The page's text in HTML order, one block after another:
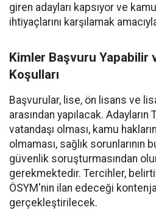
giren adayları kapsıyor ve
ihtiyaçlarını karşılamak
Kimler Başvuru Yapabilir
Koşulları
Başvurular, lise, ön lisans ve
arasından yapılacak.
vatandaşı olması, kamu
olmaması, sağlık sorunlarının
güvenlik soruşturmasından
gerekmektedir. Tercihler,
ÖSYM'nin ilan edeceği
gerçekleştirilecek.